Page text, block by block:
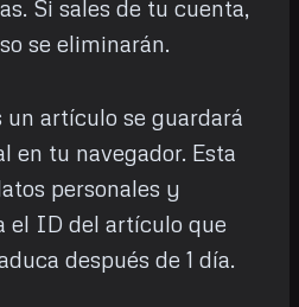
Si sales de tu cuenta,
se eliminarán.
artículo se guardará
en tu navegador. Esta
personales y
el ID del artículo que
después de 1 día.